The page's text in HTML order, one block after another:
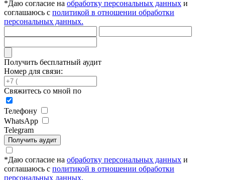
*Даю согласие на обработку персональных данных и
соглашаюсь с политикой в отношении обработки
персональных данных.
Получить бесплатный аудит
Номер для связи:
Свяжитесь со мной по
Телефону
WhatsApp
Telegram
Получить аудит
*Даю согласие на обработку персональных данных и
соглашаюсь с политикой в отношении обработки
персональных данных.